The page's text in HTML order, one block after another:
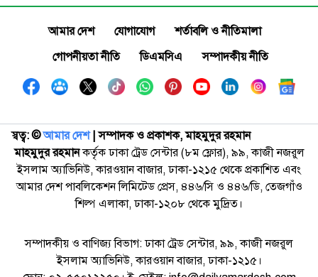
আমার দেশ যোগাযোগ
শর্তাবলি ও নীতিমালা
গোপনীয়তা নীতি
ডিএমসিএ সম্পাদকীয় নীতি
স্বত্ব: ©️আমার দেশ| সম্পাদক ও প্রকাশক, মাহমুদুর রহমান
মাহমুদুর রহমানকর্তৃক ঢাকা ট্রেড সেন্টার (৮ম ফ্লোর), ৯৯, কাজী নজরুল
ইসলাম অ্যাভিনিউ, কারওয়ান বাজার, ঢাকা-১২১৫ থেকে প্রকাশিত এবং
আমার দেশ পাবলিকেশন লিমিটেড প্রেস, ৪৪৬/সি ও ৪৪৬/ডি, তেজগাঁও
শিল্প এলাকা, ঢাকা-১২০৮ থেকে মুদ্রিত।
সম্পাদকীয় ও বাণিজ্য বিভাগ: ঢাকা ট্রেড সেন্টার, ৯৯, কাজী নজরুল
ইসলাম অ্যাভিনিউ, কারওয়ান বাজার, ঢাকা-১২১৫।